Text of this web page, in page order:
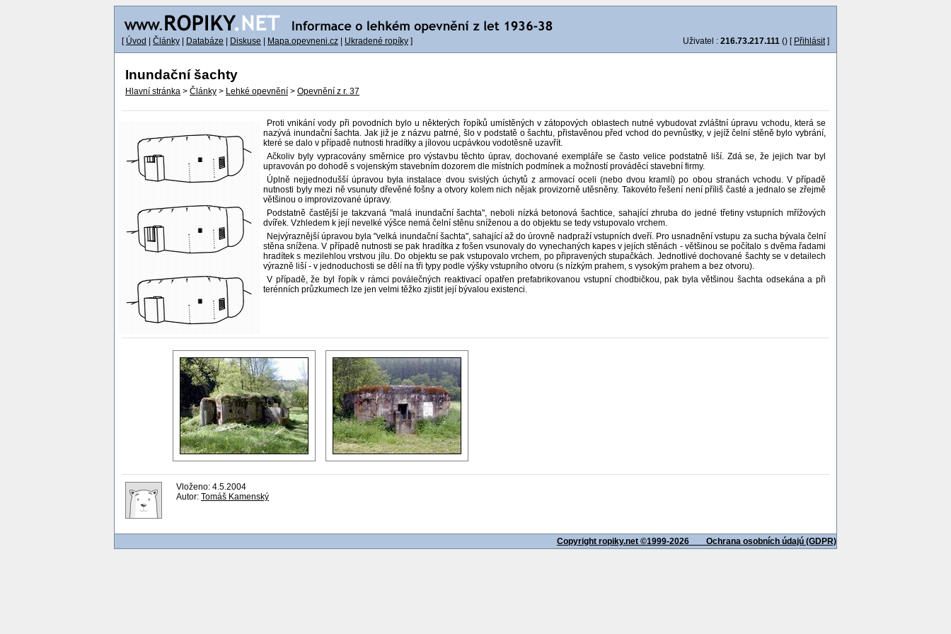
[ Úvod Články Databáze Diskuse Mapa.opevneni.cz Ukradené ropíky ] Uživatel : 216.73.217.111 () [ Přihlásit]
Inundační šachty
Hlavní stránka > Články > Lehké opevnění > Opevnění z r. 37
Proti vnikání vody při povodních bylo u některých řopíků umístěných v zátopových oblastech nutné vybudovat zvláštní úpravu vchodu, která se
nazývá inundační šachta. Jak již je z názvu patrné, šlo v podstatě o šachtu, přistavěnou před vchod do pevnůstky, v jejíž čelní stěně bylo vybrání,
které se dalo v případě nutnosti hradítky a jílovou ucpávkou vodotěsně uzavřít.
Ačkoliv byly vypracovány směrnice pro výstavbu těchto úprav, dochované exempláře se často velice podstatně liší. Zdá se, že jejich tvar byl
upravován po dohodě s vojenským stavebním dozorem dle místních podmínek a možností prováděcí stavební firmy.
Úplně nejjednodušší úpravou byla instalace dvou svislých úchytů z armovací oceli (nebo dvou kramlí) po obou stranách vchodu. V případě
nutnosti byly mezi ně vsunuty dřevěné fošny a otvory kolem nich nějak provizorně utěsněny. Takovéto řešení není příliš časté a jednalo se zřejmě
většinou o improvizované úpravy.
Podstatně častější je takzvaná "malá inundační šachta", neboli nízká betonová šachtice, sahající zhruba do jedné třetiny vstupních mřížových
dvířek. Vzhledem k její nevelké výšce nemá čelní stěnu sníženou a do objektu se tedy vstupovalo vrchem.
Nejvýraznější úpravou byla "velká inundační šachta", sahající až do úrovně nadpraží vstupních dveří. Pro usnadnění vstupu za sucha bývala čelní
stěna snížena. V případě nutnosti se pak hradítka z fošen vsunovaly do vynechaných kapes v jejích stěnách - většinou se počítalo s dvěma řadami
hradítek s mezilehlou vrstvou jílu. Do objektu se pak vstupovalo vrchem, po připravených stupačkách. Jednotlivé dochované šachty se v detailech
výrazně liší - v jednoduchosti se dělí na tři typy podle výšky vstupního otvoru (s nízkým prahem, s vysokým prahem a bez otvoru).
V případě, že byl řopík v rámci poválečných reaktivací opatřen prefabrikovanou vstupní chodbičkou, pak byla většinou šachta odsekána a při
terénních průzkumech lze jen velmi těžko zjistit její bývalou existenci.
Vloženo: 4.5.2004
Autor: Tomáš Kamenský
Copyright ropiky.net ©1999-2026 Ochrana osobních údajú (GDPR)